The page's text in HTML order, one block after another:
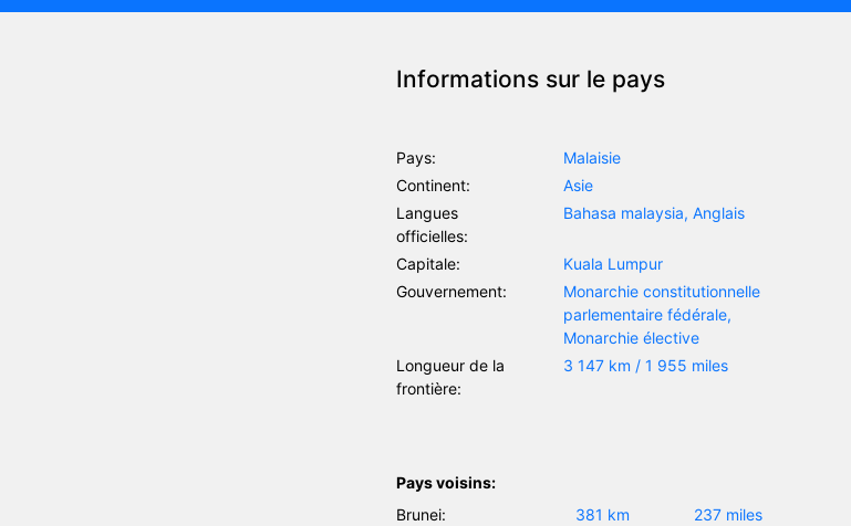
Informations sur le pays
Pays:
Malaisie
Continent:
Asie
Langues
officielles:
Bahasa malaysia, Anglais
Capitale:
Kuala Lumpur
Gouvernement:
Monarchie constitutionnelle
parlementaire fédérale,
Monarchie élective
Longueur de la
frontière:
3 147 km / 1 955 miles
Pays voisins:
Brunei:
381 km 237 miles